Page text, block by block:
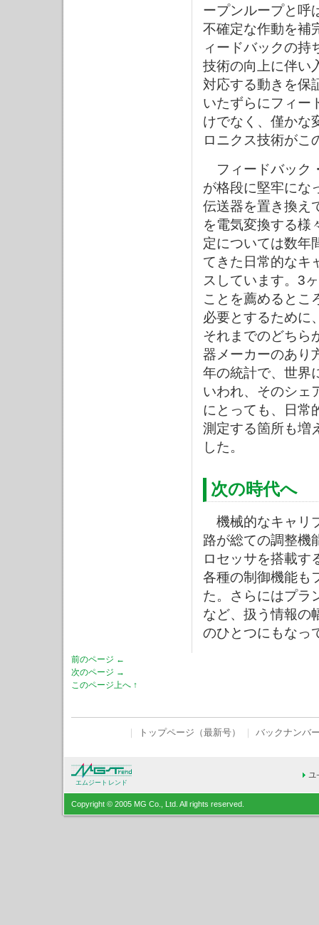
ープンループと呼
不確定な作動を補
ィードバックの持
技術の向上に伴い
対応する動きを保
いたずらにフィー
けでなく、僅かな
ロニクス技術がこ
フィードバック
が格段に堅牢にな
伝送器を置き換え
を電気変換する様
定については数年
てきた日常的なキ
スしています。3
ことを薦めるとこ
必要とするために
それまでのどちら
器メーカーのあり
年の統計で、世界
いわれ、そのシェ
にとっても、日常
測定する箇所も増
した。
次の時代へ
機械的なキャリ
路が総ての調整機
ロセッサを搭載す
各種の制御機能も
た。さらにはプラ
など、扱う情報の
のひとつにもなっ
前のページ ←
次のページ →
このページ上へ ↑
トップページ（最新号） バックナンバ
エムジートレンド
Copyright © 2005 MG Co., Ltd. All rights reserved.